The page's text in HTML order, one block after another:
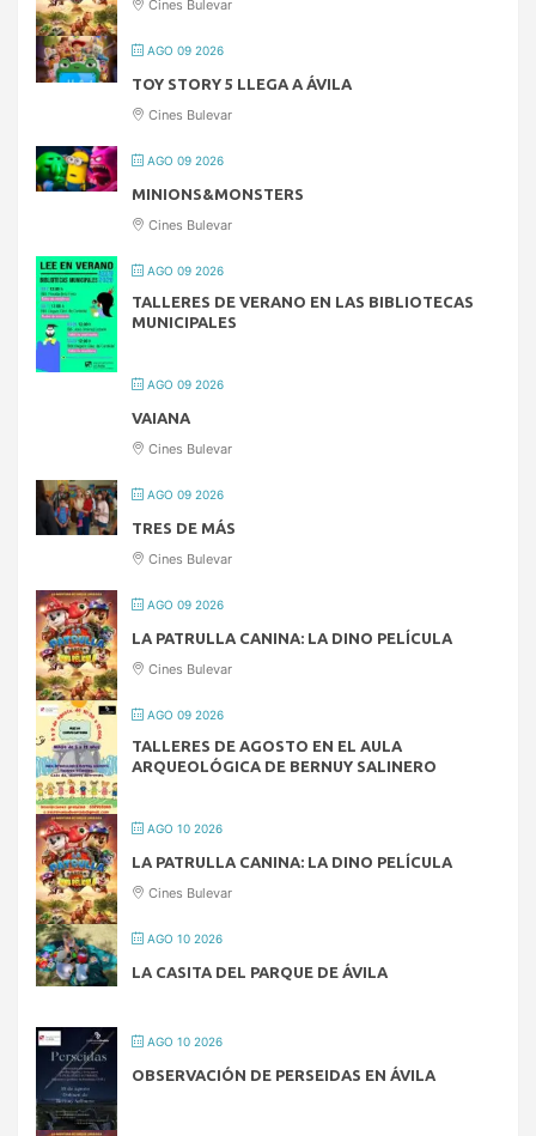
Cines Bulevar
AGO 09 2026
TOY STORY 5 LLEGA A ÁVILA
Cines Bulevar
AGO 09 2026
MINIONS&MONSTERS
Cines Bulevar
AGO 09 2026
TALLERES DE VERANO EN LAS BIBLIOTECAS
MUNICIPALES
AGO 09 2026
VAIANA
Cines Bulevar
AGO 09 2026
TRES DE MÁS
Cines Bulevar
AGO 09 2026
LA PATRULLA CANINA: LA DINO PELÍCULA
Cines Bulevar
AGO 09 2026
TALLERES DE AGOSTO EN EL AULA
ARQUEOLÓGICA DE BERNUY SALINERO
AGO 10 2026
LA PATRULLA CANINA: LA DINO PELÍCULA
Cines Bulevar
AGO 10 2026
LA CASITA DEL PARQUE DE ÁVILA
AGO 10 2026
OBSERVACIÓN DE PERSEIDAS EN ÁVILA